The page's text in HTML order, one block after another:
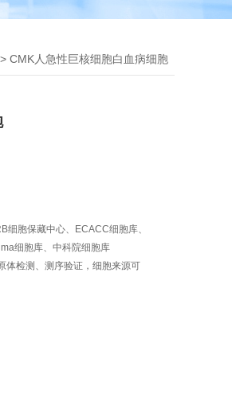
> CMK人急性巨核细胞白血病细胞
细胞保藏中心、ECACC细胞库、
细胞库、中科院细胞库
体检测、测序验证，细胞来源可